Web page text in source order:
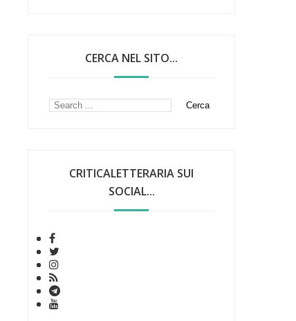
CERCA NEL SITO...
CRITICALETTERARIA SUI
SOCIAL...